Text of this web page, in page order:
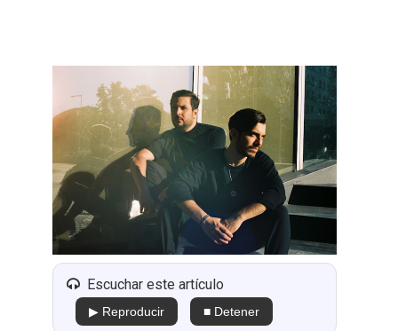
Escuchar este artículo
▶ Reproducir ■ Detener